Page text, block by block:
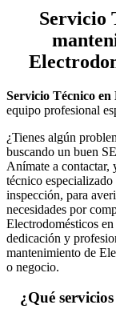
Servicio
Servicio Técnico en
equipo profesional
¿Tienes algún
buscando un buen
Anímate a contactar,
técnico
inspección, para
necesidades por
Electrodomésticos
dedicación y
mantenimiento de
o negocio.
¿Qué